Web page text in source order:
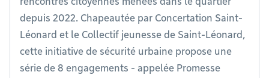
depuis 2022. Chapeautée par Concertation Saint-
Léonard et le Collectif jeunesse de Saint-Léonard,
cette initiative de sécurité urbaine propose une
série de 8 engagements - appelée Promesse